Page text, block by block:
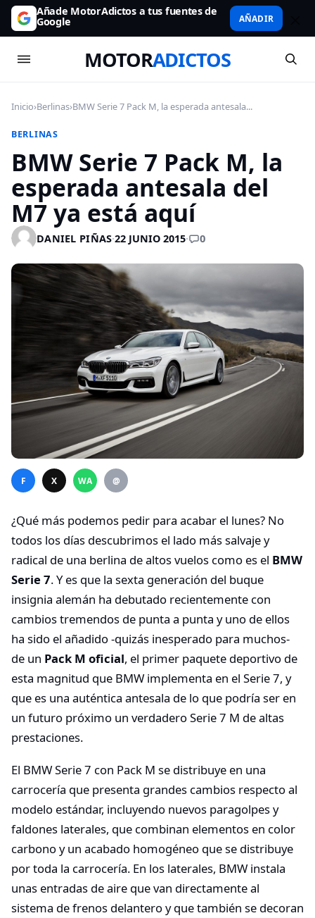
Añade MotorAdictos a tus fuentes de
Google AÑADIR
MOTORADICTOS
Inicio›Berlinas›BMW Serie 7 Pack M, la esperada antesala...
BERLINAS
BMW Serie 7 Pack M, la
esperada antesala del
M7 ya está aquí
DANIEL PIÑAS·22 JUNIO 2015· 0
F X WA @
¿Qué más podemos pedir para acabar el lunes? No
todos los días descubrimos el lado más salvaje y
radical de una berlina de altos vuelos como es el BMW
Serie 7. Y es que la sexta generación del buque
insignia alemán ha debutado recientemente con
cambios tremendos de punta a punta y uno de ellos
ha sido el añadido -quizás inesperado para muchos-
de un Pack M oficial, el primer paquete deportivo de
esta magnitud que BMW implementa en el Serie 7, y
que es una auténtica antesala de lo que podría ser en
un futuro próximo un verdadero Serie 7 M de altas
prestaciones.
El BMW Serie 7 con Pack M se distribuye en una
carrocería que presenta grandes cambios respecto al
modelo estándar, incluyendo nuevos paragolpes y
faldones laterales, que combinan elementos en color
carbono y un acabado homogéneo que se distribuye
por toda la carrocería. En los laterales, BMW instala
unas entradas de aire que van directamente al
sistema de frenos delantero y que también se decoran